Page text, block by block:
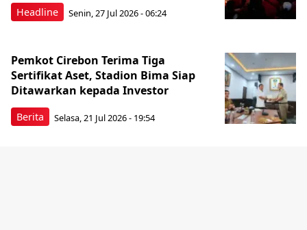
Headline Senin, 27 Jul 2026 - 06:24
Berita
Pemkot Cirebon Terima Tiga
Sertifikat Aset, Stadion Bima Siap
Ditawarkan kepada Investor
Selasa, 21 Jul 2026 - 19:54